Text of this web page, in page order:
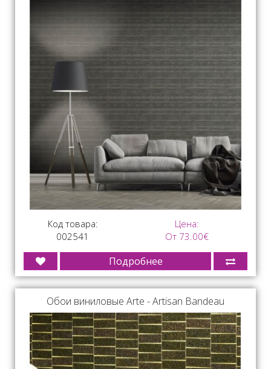
Код товара:
002541
Цена:
От 73.00€
Подробнее
Обои виниловые Arte - Artisan Bandeau